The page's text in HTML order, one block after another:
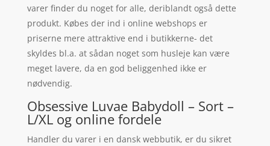
varer finder du noget for alle, deriblandt også dette
produkt. Købes der ind i online webshops er
priserne mere attraktive end i butikkerne- det
skyldes bl.a. at sådan noget som husleje kan være
meget lavere, da en god beliggenhed ikke er
nødvendig.
Obsessive Luvae Babydoll – Sort –
L/XL og online fordele
Handler du varer i en dansk webbutik, er du sikret